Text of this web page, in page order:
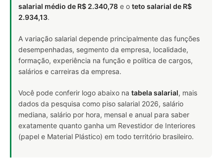
salarial médio de R$ 2.340,78 e o teto salarial de R$
2.934,13.
A variação salarial depende principalmente das funções
desempenhadas, segmento da empresa, localidade,
formação, experiência na função e política de cargos,
salários e carreiras da empresa.
Você pode conferir logo abaixo na tabela salarial, mais
dados da pesquisa como piso salarial 2026, salário
mediana, salário por hora, mensal e anual para saber
exatamente quanto ganha um Revestidor de Interiores
(papel e Material Plástico) em todo território brasileiro.